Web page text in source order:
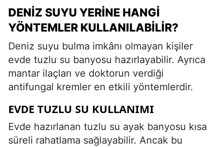
DENIZ SUYU YERINE HANGI
YÖNTEMLER KULLANILABILIR?
Deniz suyu bulma imkânı olmayan kişiler
evde tuzlu su banyosu hazırlayabilir. Ayrıca
mantar ilaçları ve doktorun verdiği
antifungal kremler en etkili yöntemlerdir.
EVDE TUZLU SU KULLANIMI
Evde hazırlanan tuzlu su ayak banyosu kısa
süreli rahatlama sağlayabilir. Ancak bu